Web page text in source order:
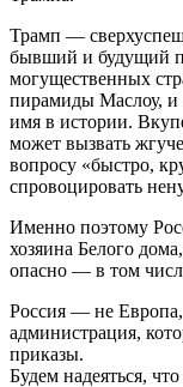
Трамп —
бывший и будущий
могущественных
пирамиды Маслоу, и
имя в истории.
может вызвать
вопросу «быстро,
спровоцировать
Именно поэтому
хозяина Белого
опасно — в том
Россия — не
администрация,
приказы.
Будем надеяться,